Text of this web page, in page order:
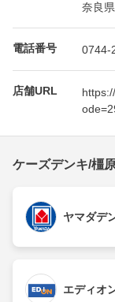
奈良
電話番号 0744-
店舗URL
ケーズデンキ/橿
ヤマダデ
エディオ